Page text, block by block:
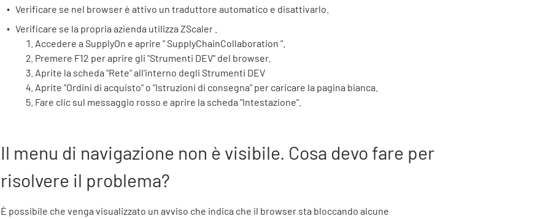
Verificare se nel browser è attivo un traduttore automatico e disattivarlo.
Verificare se la propria azienda utilizza ZScaler
Accedere a SupplyOn e aprire "SupplyChainCollaboration ".
Premere F12 per aprire gli "Strumenti DEV" del browser.
Aprite la scheda "Rete" all'interno degli Strumenti DEV
Aprite "Ordini di acquisto" o "Istruzioni di consegna" per caricare la pagina bianca.
Fare clic sul messaggio rosso e aprire la scheda "Intestazione".
Il menu di navigazione non è visibile. Cosa devo fare per
risolvere il problema?
È possibile che venga visualizzato un avviso che indica che il browser sta bloccando alcune